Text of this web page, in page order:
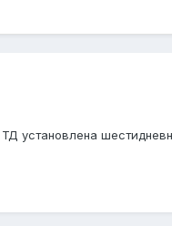
установлена